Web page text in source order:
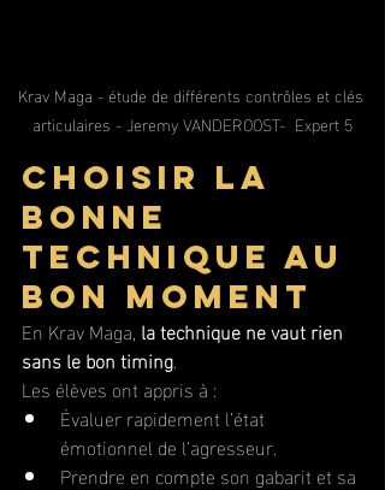
Krav Maga - étude de différents contrôles et clés
articulaires - Jeremy VANDEROOST-  Expert 5
Choisir la
bonne
technique au
bon moment
En Krav Maga, la technique ne vaut rien
sans le bon timing.
Les élèves ont appris à :
Évaluer rapidement l’état
émotionnel de l’agresseur.
Prendre en compte son gabarit et sa